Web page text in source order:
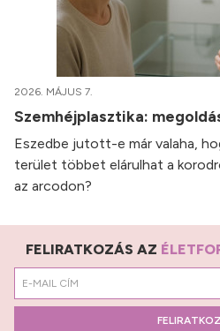
2026. MÁJUS 7.
Szemhéjplasztika:
Eszedbe jutott-e már valaha,
terület többet elárulhat a
az arcodon?
FELIRATKOZÁS AZ